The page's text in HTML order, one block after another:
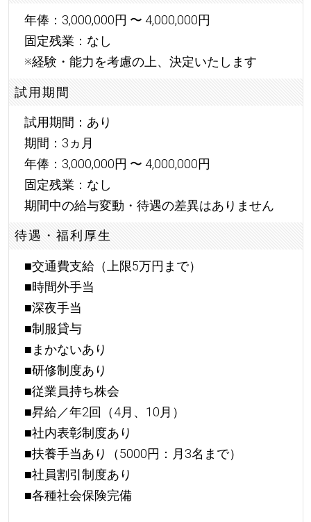
年俸：3,000,000円 〜 4,000,000円
固定残業：なし
※経験・能力を考慮の上、決定いたします
試用期間
試用期間：あり
期間：3ヵ月
年俸：3,000,000円 〜 4,000,000円
固定残業：なし
期間中の給与変動・待遇の差異はありません
待遇・福利厚生
■交通費支給（上限5万円まで）
■時間外手当
■深夜手当
■制服貸与
■まかないあり
■研修制度あり
■従業員持ち株会
■昇給／年2回（4月、10月）
■社内表彰制度あり
■扶養手当あり（5000円：月3名まで）
■社員割引制度あり
■各種社会保険完備